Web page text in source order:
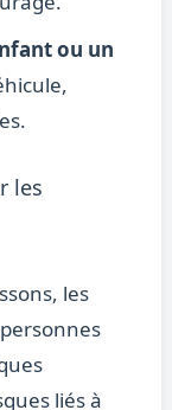
ou un
les
les
liés à